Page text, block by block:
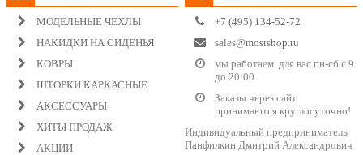
МОДЕЛЬНЫЕ ЧЕХЛЫ
НАКИДКИ НА СИДЕНЬЯ
КОВРЫ
ШТОРКИ КАРКАСНЫЕ
АКСЕССУАРЫ
ХИТЫ ПРОДАЖ
АКЦИИ
+7 (495) 134-52-72
sales@mostshop.ru
мы работаем для вас пн-сб с 9
до 20:00
Заказы через сайт
принимаются круглосуточно!
Индивидуальный предприниматель
Панфилкин Дмитрий Александрович